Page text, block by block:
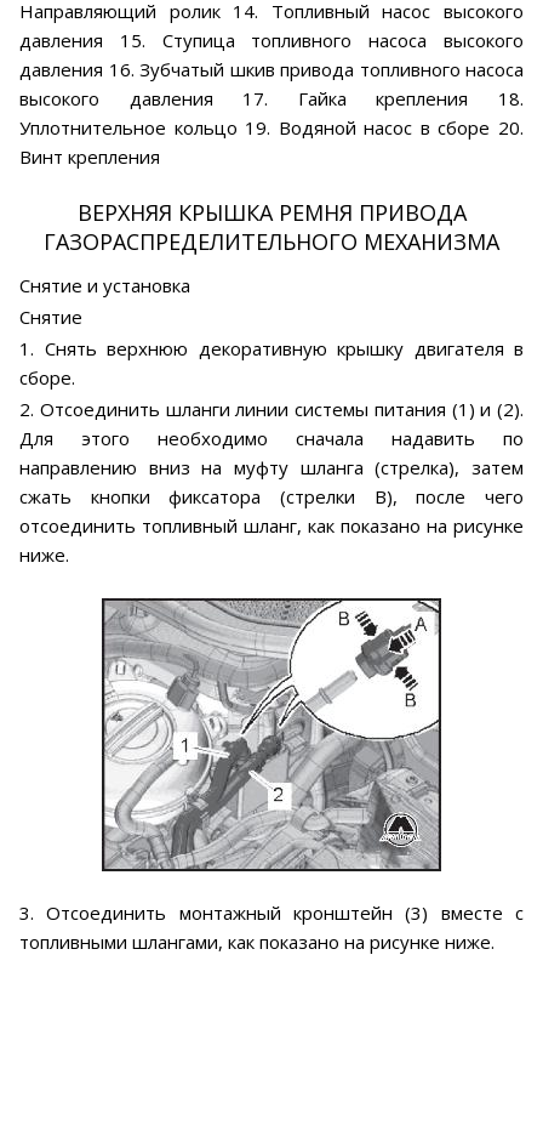
Направляющий ролик 14. Топливный насос высокого
давления 15. Ступица топливного насоса высокого
давления 16. Зубчатый шкив привода топливного насоса
высокого давления 17. Гайка крепления 18.
Уплотнительное кольцо 19. Водяной насос в сборе 20.
Винт крепления
ВЕРХНЯЯ КРЫШКА РЕМНЯ ПРИВОДА
ГАЗОРАСПРЕДЕЛИТЕЛЬНОГО МЕХАНИЗМА
Снятие и установка
Снятие
1. Снять верхнюю декоративную крышку двигателя в
сборе.
2. Отсоединить шланги линии системы питания (1) и (2).
Для этого необходимо сначала надавить по
направлению вниз на муфту шланга (стрелка), затем
сжать кнопки фиксатора (стрелки В), после чего
отсоединить топливный шланг, как показано на рисунке
ниже.
3. Отсоединить монтажный кронштейн (3) вместе с
топливными шлангами, как показано на рисунке ниже.